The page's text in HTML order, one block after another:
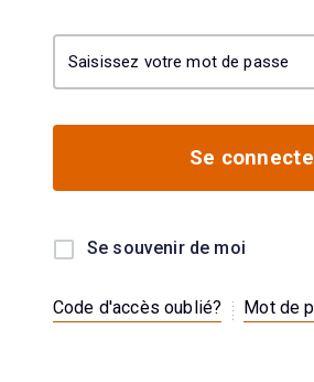
Saisissez votre mot de passe
Se
Se souvenir de moi
Code d'accès oublié?
..... Mot de